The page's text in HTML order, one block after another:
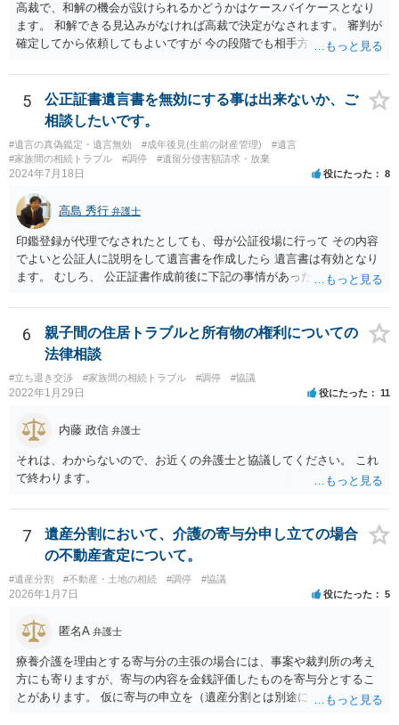
高裁で、和解の機会が設けられるかどうかはケースバイケースとなり
ます。 和解できる見込みがなければ高裁で決定がなされます。 審判が
確定してから依頼してもよいですが 今の段階でも相手方の連絡が迷惑
5
公正証書遺言書を無効にする事は出来ないか、ご
相談したいです。
#遺言の真偽鑑定・遺言無効 #成年後見(生前の財産管理)
#遺言
#家族間の相続トラブル
#調停 #遺留分侵害額請求・放棄
2024年7月18日 役にたった 8
高島 秀行 弁護士
印鑑登録が代理でなされたとしても、母が公証役場に行って その内容
でよいと公証人に説明をして遺言書を作成したら 遺言書は有効となり
ます。 むしろ、 公正証書作成前後に下記の事情があったことが証明で
月に携帯が新しくなった母からの第一声は「ここにいたら殺される」
「面会に来てくれ」で、長男に聞くと「面会は出来ない。俺は携帯電
話の使い方を教える為に会っている」「母の話は聞かなくて良い」と
電話が切れました。その後の電話でも「食事に毒が入っている」「体
にチップが埋められている」等、おかしかったです。 当時の診療記
録、介護認定の資料、介護記録を取得して 弁護士に面談で相談された
方がよいと思います。
6
親子間の住居トラブルと所有物の権利についての
法律相談
#立ち退き交渉 #家族間の相続トラブル #調停 #協議
2022年1月29日 役にたった 11
内藤 政信 弁護士
それは、わからないので、お近くの弁護士と協議してください。 これ
で終わります。
7
遺産分割において、介護の寄与分申し立ての場合
の不動産査定について。
#遺産分割 #不動産・土地の相続 #調停 #協議
2026年1月7日 役にたった 5
匿名A 弁護士
療養介護を理由とする寄与分の主張の場合には、事案や裁判所の考え
方にも寄りますが、寄与の内容を金銭評価したものを寄与分とするこ
とがあります。 仮に寄与の申立を（遺産分割とは別途に）して、その